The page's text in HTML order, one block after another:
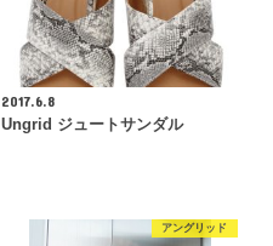
2017.6.8
Ungrid ジュートサンダル
アングリッド